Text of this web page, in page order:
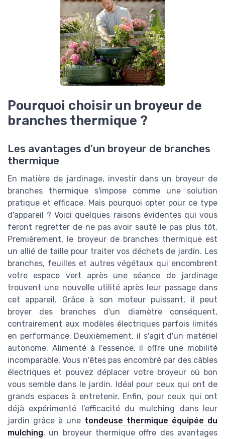
Pourquoi choisir un broyeur de
branches thermique ?
Les avantages d'un broyeur de branches
thermique
En matière de jardinage, investir dans un broyeur de
branches thermique s'impose comme une solution
pratique et efficace. Mais pourquoi opter pour ce type
d'appareil ? Voici quelques raisons évidentes qui vous
feront regretter de ne pas avoir sauté le pas plus tôt.
Premièrement, le broyeur de branches thermique est
un allié de taille pour traiter vos déchets de jardin. Les
branches, feuilles et autres végétaux qui encombrent
votre espace vert après une séance de jardinage
trouvent une nouvelle utilité après leur passage dans
cet appareil. Grâce à son moteur puissant, il peut
broyer des branches d'un diamètre conséquent,
contrairement aux modèles électriques parfois limités
en performance. Deuxièmement, il s'agit d'un matériel
autonome. Alimenté à l'essence, il offre une mobilité
incomparable. Vous n'êtes pas encombré par des câbles
électriques et pouvez déplacer votre broyeur où bon
vous semble dans le jardin. Idéal pour ceux qui ont de
grands espaces à entretenir. Enfin, pour ceux qui ont
déjà expérimenté l'efficacité du mulching dans leur
jardin grâce à une tondeuse thermique équipée du
mulching, un broyeur thermique offre des avantages